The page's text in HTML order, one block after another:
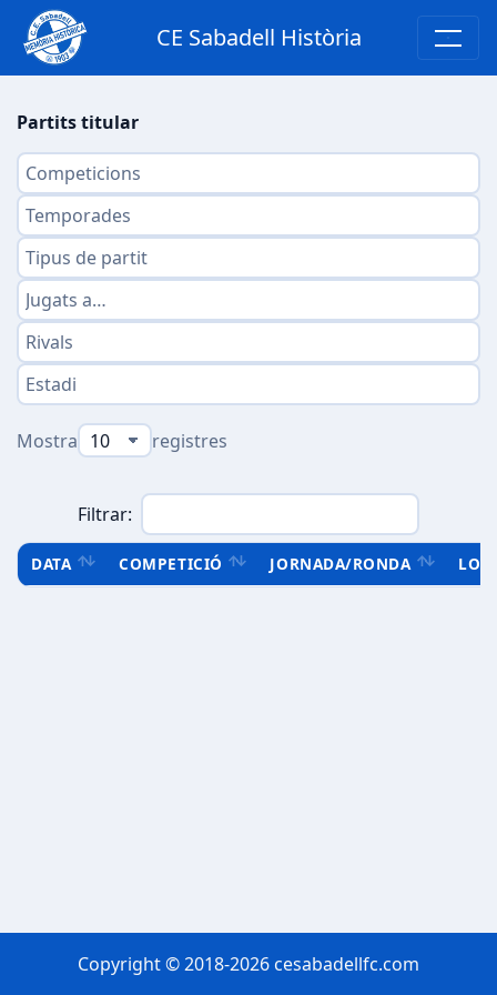
CE Sabadell Història
Partits titular
Mostra registres
Filtrar:
DATA COMPETICIÓ JORNADA/RONDA
Copyright © 2018-2026 cesabadellfc.com